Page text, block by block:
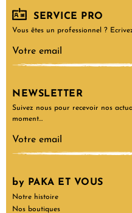
SERVICE PRO
Vous êtes un professionnel ?
NEWSLETTER
Suivez nous pour recevoir nos
moment…
by PAKA ET VOUS
Notre histoire
Nos boutiques